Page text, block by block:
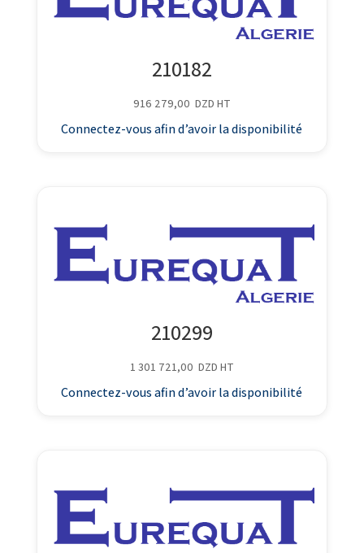
210182
916 279,00 DZD HT
Connectez-vous afin d’avoir la disponibilité
210299
1 301 721,00 DZD HT
Connectez-vous afin d’avoir la disponibilité